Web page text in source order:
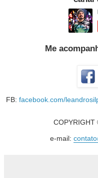
Me
FB: facebook.com/
COPYRIGHT
e-mail: